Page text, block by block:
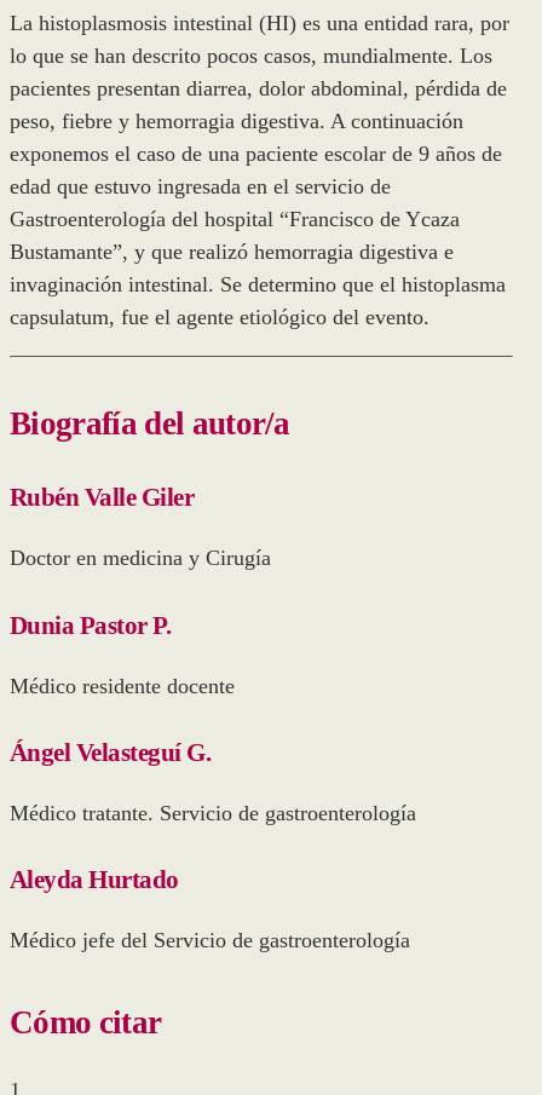
La histoplasmosis intestinal (HI) es una entidad rara, por
lo que se han descrito pocos casos, mundialmente. Los
pacientes presentan diarrea, dolor abdominal, pérdida de
peso, fiebre y hemorragia digestiva. A continuación
exponemos el caso de una paciente escolar de 9 años de
edad que estuvo ingresada en el servicio de
Gastroenterología del hospital “Francisco de Ycaza
Bustamante”, y que realizó hemorragia digestiva e
invaginación intestinal. Se determino que el histoplasma
capsulatum, fue el agente etiológico del evento.
Biografía del autor/a
Rubén Valle Giler
Doctor en medicina y Cirugía
Dunia Pastor P.
Médico residente docente
Ángel Velasteguí G.
Médico tratante. Servicio de gastroenterología
Aleyda Hurtado
Médico jefe del Servicio de gastroenterología
Cómo citar
1.